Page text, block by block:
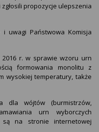
propozycje ulepszenia
i uwagi Państwowa Komisja
2016 r. w sprawie wzoru urn
formowania monolitu z
wysokiej temperatury, także
dla wójtów (burmistrzów,
urn wyborczych
są na stronie internetowej